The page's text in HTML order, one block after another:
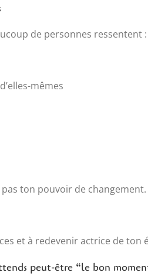
de personnes ressentent :
mêmes
ton pouvoir de changement.
et à redevenir actrice de ton
peut-être “le bon